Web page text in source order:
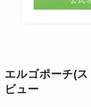
エルゴポーチ(
ビュー